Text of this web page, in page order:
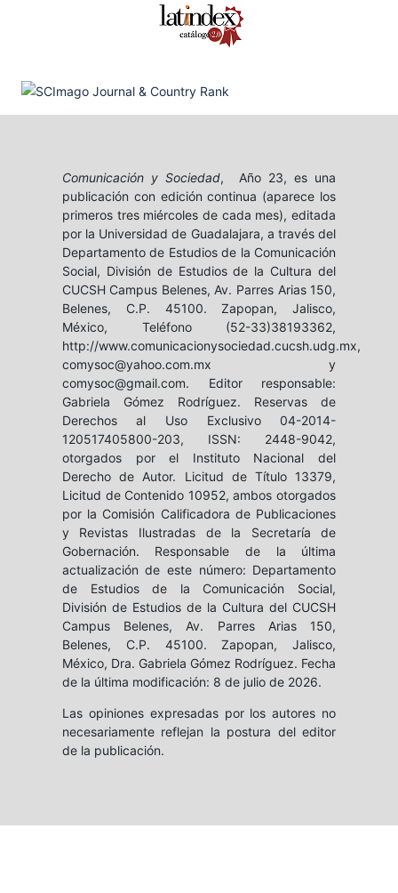
Comunicación y Sociedad, Año 23, es una
publicación con edición continua (aparece los
primeros tres miércoles de cada mes), editada
por la Universidad de Guadalajara, a través del
Departamento de Estudios de la Comunicación
Social, División de Estudios de la Cultura del
CUCSH Campus Belenes, Av. Parres Arias 150,
Belenes, C.P. 45100. Zapopan, Jalisco,
México, Teléfono (52-33)38193362,
http://www.comunicacionysociedad.cucsh.udg.mx,
comysoc@yahoo.com.mx y
comysoc@gmail.com. Editor responsable:
Gabriela Gómez Rodríguez. Reservas de
Derechos al Uso Exclusivo 04-2014-
120517405800-203, ISSN: 2448-9042,
otorgados por el Instituto Nacional del
Derecho de Autor. Licitud de Título 13379,
Licitud de Contenido 10952, ambos otorgados
por la Comisión Calificadora de Publicaciones
y Revistas Ilustradas de la Secretaría de
Gobernación. Responsable de la última
actualización de este número: Departamento
de Estudios de la Comunicación Social,
División de Estudios de la Cultura del CUCSH
Campus Belenes, Av. Parres Arias 150,
Belenes, C.P. 45100. Zapopan, Jalisco,
México, Dra. Gabriela Gómez Rodríguez. Fecha
de la última modificación: 8 de julio de 2026.
Las opiniones expresadas por los autores no
necesariamente reflejan la postura del editor
de la publicación.